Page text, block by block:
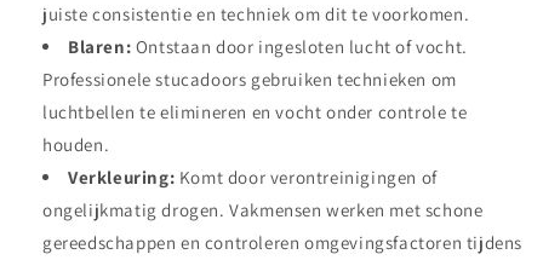
juiste consistentie en techniek om dit te voorkomen.
Blaren: Ontstaan door ingesloten lucht of vocht.
Professionele stucadoors gebruiken technieken om
luchtbellen te elimineren en vocht onder controle te
houden.
Verkleuring: Komt door verontreinigingen of
ongelijkmatig drogen. Vakmensen werken met schone
gereedschappen en controleren omgevingsfactoren tijdens